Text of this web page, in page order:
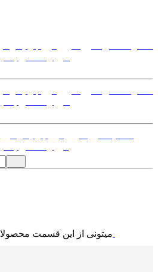
میتونی از این قسمت